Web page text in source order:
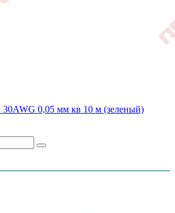
0,05 мм кв 10 м (зеленый)